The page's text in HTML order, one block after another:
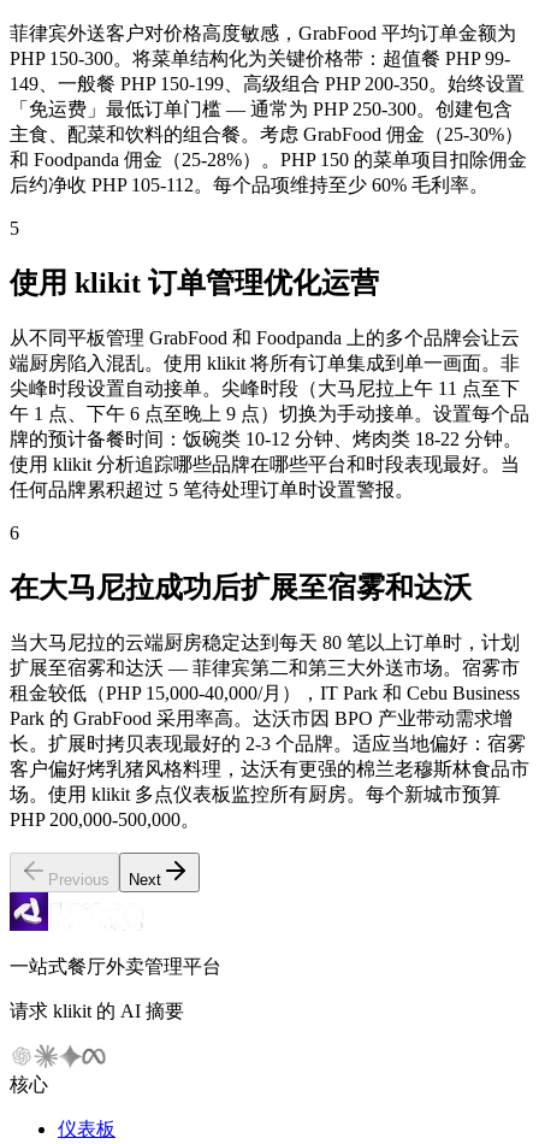
菲律宾外送客户对价格高度敏感，GrabFood 平均订单金额为
PHP 150-300。将菜单结构化为关键价格带：超值餐 PHP 99-
149、一般餐 PHP 150-199、高级组合 PHP 200-350。始终设置
「免运费」最低订单门槛 — 通常为 PHP 250-300。创建包含
主食、配菜和饮料的组合餐。考虑 GrabFood 佣金（25-30%）
和 Foodpanda 佣金（25-28%）。PHP 150 的菜单项目扣除佣金
后约净收 PHP 105-112。每个品项维持至少 60% 毛利率。
5
使用 klikit 订单管理优化运营
从不同平板管理 GrabFood 和 Foodpanda 上的多个品牌会让云
端厨房陷入混乱。使用 klikit 将所有订单集成到单一画面。非
尖峰时段设置自动接单。尖峰时段（大马尼拉上午 11 点至下
午 1 点、下午 6 点至晚上 9 点）切换为手动接单。设置每个品
牌的预计备餐时间：饭碗类 10-12 分钟、烤肉类 18-22 分钟。
使用 klikit 分析追踪哪些品牌在哪些平台和时段表现最好。当
任何品牌累积超过 5 笔待处理订单时设置警报。
6
在大马尼拉成功后扩展至宿雾和达沃
当大马尼拉的云端厨房稳定达到每天 80 笔以上订单时，计划
扩展至宿雾和达沃 — 菲律宾第二和第三大外送市场。宿雾市
租金较低（PHP 15,000-40,000/月），IT Park 和 Cebu Business
Park 的 GrabFood 采用率高。达沃市因 BPO 产业带动需求增
长。扩展时拷贝表现最好的 2-3 个品牌。适应当地偏好：宿雾
客户偏好烤乳猪风格料理，达沃有更强的棉兰老穆斯林食品市
场。使用 klikit 多点仪表板监控所有厨房。每个新城市预算
PHP 200,000-500,000。
Previous Next
一站式餐厅外卖管理平台
请求 klikit 的 AI 摘要
核心
仪表板